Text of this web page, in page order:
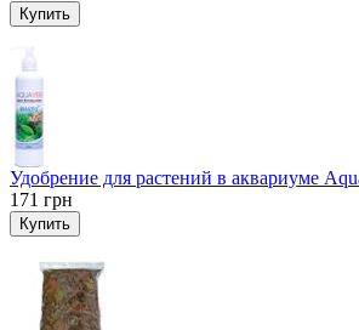
Купить
Удобрение для растений в аквариуме
171 грн
Купить